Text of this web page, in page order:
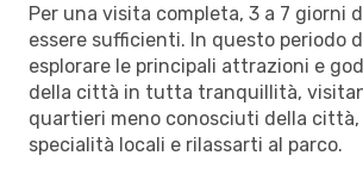
Per una visita completa, 3 a 7 giorni
essere sufficienti. In questo periodo
esplorare le principali attrazioni e
della città in tutta tranquillità,
quartieri meno conosciuti della città,
specialità locali e rilassarti al parco.